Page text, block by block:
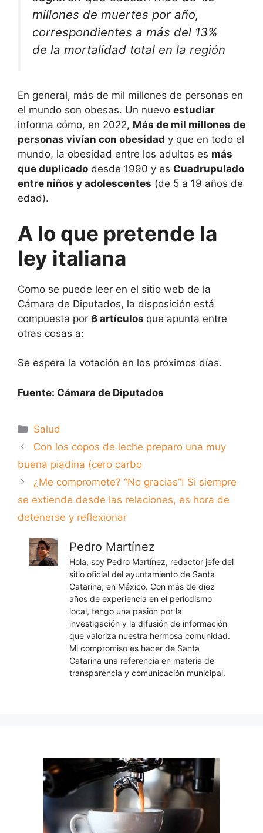
millones de muertes por año,
correspondientes a más del 13%
de la mortalidad total en la región
En general, más de mil millones de personas en
el mundo son obesas. Un nuevo estudiar
informa cómo, en 2022, Más de mil millones de
personas vivían con obesidad y que en todo el
mundo, la obesidad entre los adultos es más
que duplicado desde 1990 y es Cuadrupulado
entre niños y adolescentes (de 5 a 19 años de
edad).
A lo que pretende la
ley italiana
Como se puede leer en el sitio web de la
Cámara de Diputados, la disposición está
compuesta por 6 artículos que apunta entre
otras cosas a:
Se espera la votación en los próximos días.
Fuente: Cámara de Diputados
Categorías
Salud
Con los copos de leche preparo una muy
buena piadina (cero carbo
¿Me compromete? “No gracias”! Si siempre
se extiende desde las relaciones, es hora de
detenerse y reflexionar
Pedro Martínez
Hola, soy Pedro Martínez, redactor jefe del
sitio oficial del ayuntamiento de Santa
Catarina, en México. Con más de diez
años de experiencia en el periodismo
local, tengo una pasión por la
investigación y la difusión de información
que valoriza nuestra hermosa comunidad.
Mi compromiso es hacer de Santa
Catarina una referencia en materia de
transparencia y comunicación municipal.